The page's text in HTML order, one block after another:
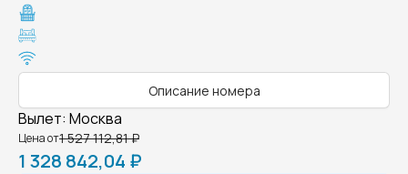
Описание номера
Вылет: Москва
Цена от1 527 112,81 ₽
1 328 842,04 ₽